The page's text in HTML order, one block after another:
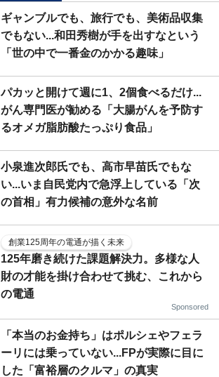
ギャンブルでも、旅行でも、美術品収集
でもない...和田秀樹が手を出すなという
「世の中で一番金のかかる趣味」
パカッと開けて週に1、2個食べるだけ...
がん専門医が勧める「大腸がんを予防す
るオメガ脂肪酸たっぷり食品」
小泉進次郎氏でも、高市早苗氏でもな
い...いま自民党内で急浮上している「次
の首相」有力候補の意外な名前
創業125周年の電通が描く未来
125年磨き続けた課題解決力。多様な人
財の才能を掛け合わせて挑む、これから
の電通
Sponsored
「本当のお金持ち」はポルシェやフェラ
ーリには乗っていない...FPが実際に目に
した「富裕層のクルマ」の真実